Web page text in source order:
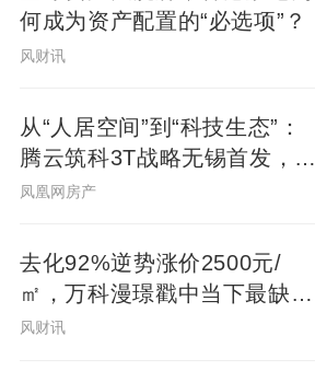
何成为资产配置的“必选项”？
风财讯
从“人居空间”到“科技生态”：
腾云筑科3T战略无锡首发，生
态圈协同重构未来人居
凤凰网房产
去化92%逆势涨价2500元/
㎡，万科漫璟戳中当下最缺的
松弛生活
风财讯